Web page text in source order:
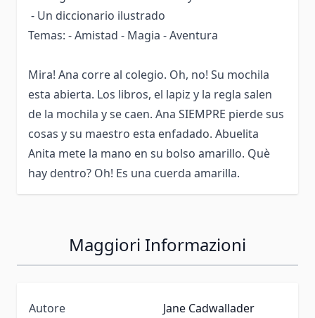
- Un diccionario ilustrado
Temas: - Amistad - Magia - Aventura
Mira! Ana corre al colegio. Oh, no! Su mochila
esta abierta. Los libros, el lapiz y la regla salen
de la mochila y se caen. Ana SIEMPRE pierde sus
cosas y su maestro esta enfadado. Abuelita
Anita mete la mano en su bolso amarillo. Què
hay dentro? Oh! Es una cuerda amarilla.
Maggiori Informazioni
Autore Jane Cadwallader